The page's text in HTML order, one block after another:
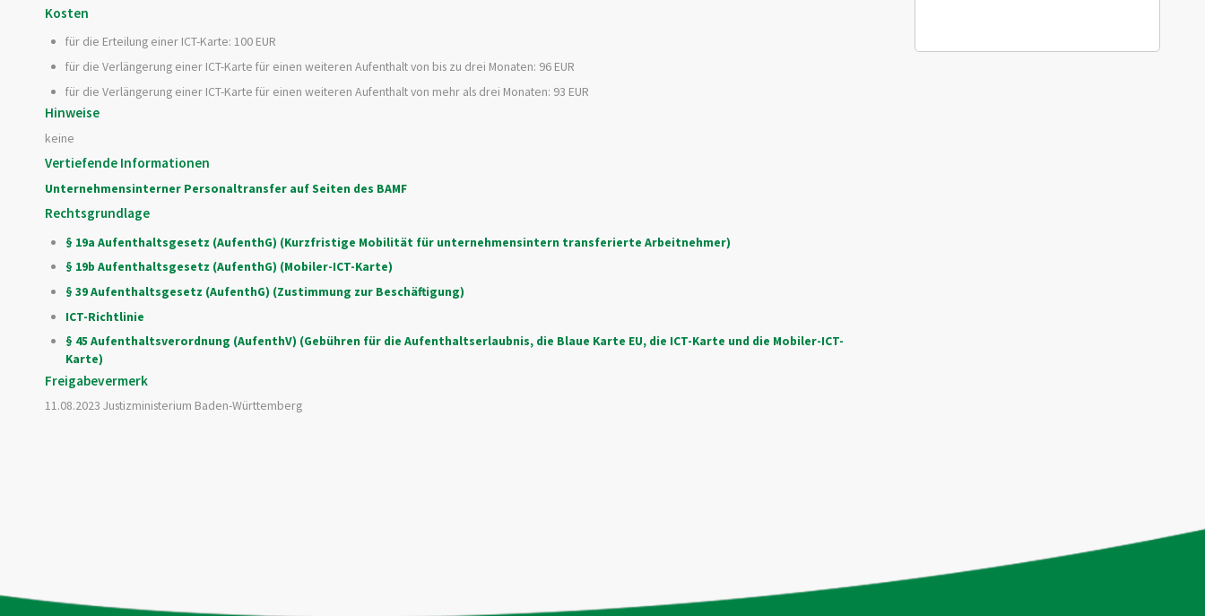
Kosten
für die Erteilung einer ICT-Karte: 100 EUR
für die Verlängerung einer ICT-Karte für einen weiteren Aufenthalt von bis zu drei Monaten: 96 EUR
für die Verlängerung einer ICT-Karte für einen weiteren Aufenthalt von mehr als drei Monaten: 93 EUR
Hinweise
keine
Vertiefende Informationen
Unternehmensinterner Personaltransfer auf Seiten des BAMF
Rechtsgrundlage
§ 19a Aufenthaltsgesetz (AufenthG) (Kurzfristige Mobilität für unternehmensintern transferierte Arbeitnehmer)
§ 19b Aufenthaltsgesetz (AufenthG) (Mobiler-ICT-Karte)
§ 39 Aufenthaltsgesetz (AufenthG) (Zustimmung zur Beschäftigung)
ICT-Richtlinie
§ 45 Aufenthaltsverordnung (AufenthV) (Gebühren für die Aufenthaltserlaubnis, die Blaue Karte EU, die ICT-Karte und die Mobiler-ICT-
Karte)
Freigabevermerk
11.08.2023 Justizministerium Baden-Württemberg